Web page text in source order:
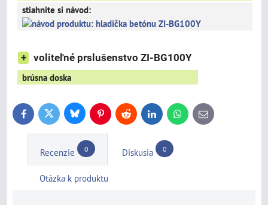
stiahnite si návod:
+ voliteľné prslušenstvo ZI-BG100Y
brúsna doska
FacebookTwitter BlueskyPinterestReddit LinkedInWhatsApp
E-
mail
Recenzie 0 Diskusia 0
Otázka k produktu